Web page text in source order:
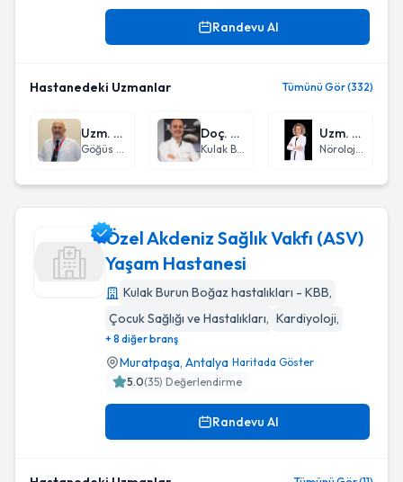
Randevu Al
Hastanedeki Uzmanlar Tümünü Gör (332)
Uzm. Dr. Levent Işık
Göğüs Hastalıkları
Doç. Dr. Levent Renda
Kulak Burun Boğaz hastalıkları - KBB
Uzm. Dr. Nurgül Uzun
Nöroloji (Beyin ve Sinir Hastalıkları)
Özel Akdeniz Sağlık Vakfı (ASV)
Yaşam Hastanesi
Kulak Burun Boğaz hastalıkları - KBB,
Çocuk Sağlığı ve Hastalıkları, Kardiyoloji,
+ 8 diğer branş
Muratpaşa, Antalya Haritada Göster
5.0(35) Değerlendirme
Randevu Al